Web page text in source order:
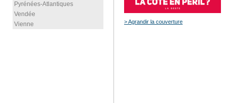
Pyrénées-Atlantiques
Vendée
Vienne
> Agrandir la couverture